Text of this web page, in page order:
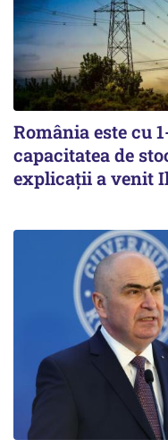
România este cu
capacitatea de
explicații a venit